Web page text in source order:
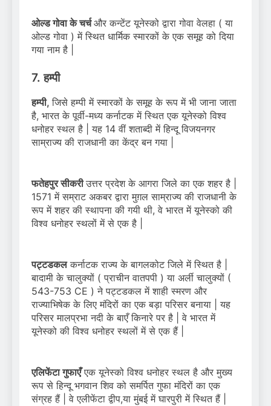
ओल्ड गोवा के चर्चऔर कन्टेंट यूनेस्को द्वारा गोवा वेलहा ( या
ओल्ड गोवा ) में स्थित धार्मिक स्मारकों के एक समूह को दिया
गया नाम है |
7. हम्पी
हम्पी,जिसे हम्पी में स्मारकों के समूह के रूप में भी जाना जाता
है, भारत के पूर्वी-मध्य कर्नाटक में स्थित एक यूनेस्को विश्व
धनोहर स्थल है | यह 14 वीं शताब्दी में हिन्दू विजयनगर
साम्राज्य की राजधानी का केंद्र बन गया |
फतेहपुर सीकरीउत्तर प्रदेश के आगरा जिले का एक शहर है |
1571 में सम्राट अकबर द्वारा मुग़ल साम्राज्य की राजधानी के
रूप में शहर की स्थापना की गयी थी, वे भारत में यूनेस्को की
विश्व धनोहर स्थलों में से एक है |
पट्टडकलकर्नाटक राज्य के बागलकोट जिले में स्थित है |
बादामी के चालुक्यों ( प्राचीन वातपपी ) या अर्ली चालुक्यों (
543-753 CE ) ने पट्टडकल में शाही स्मरण और
राज्याभिषेक के लिए मंदिरों का एक बड़ा परिसर बनाया | यह
परिसर मालप्रभा नदी के बाएँ किनारे पर है | वे भारत में
यूनेस्को की विश्व धनोहर स्थलों में से एक हैं |
एलिफेंटा गुफाएँएक यूनेस्को विश्व धनोहर स्थल है और मुख्य
रूप से हिन्दू भगवान शिव को समर्पित गुफा मंदिरों का एक
संग्रह हैं | वे एलीफेंटा द्वीप,या मुंबई में घारपुरी में स्थित हैं |